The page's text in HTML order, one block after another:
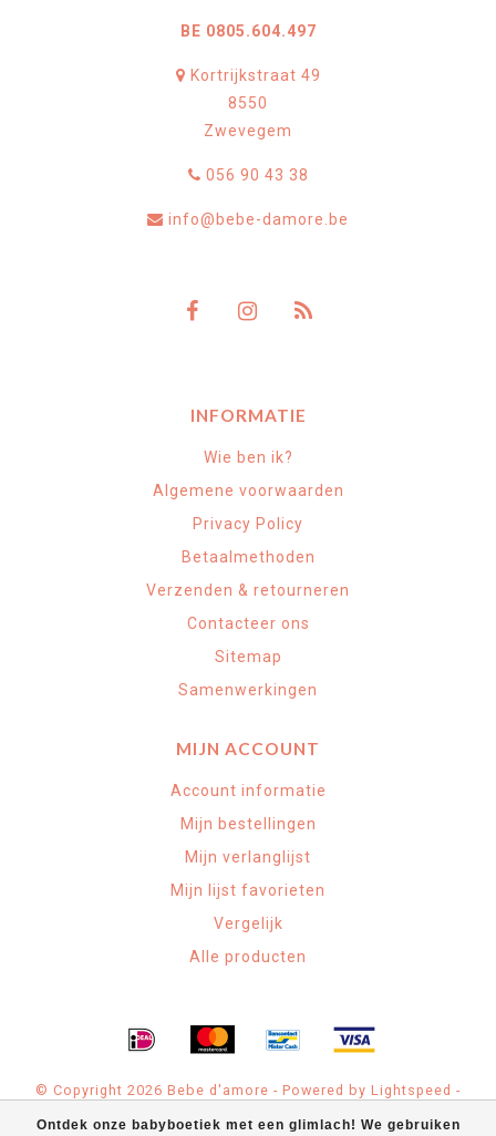
Ontdek onze babyboetiek met een glimlach! We gebruiken
BE 0805.604.497
Kortrijkstraat 49
8550
Zwevegem
056 90 43 38
info@bebe-damore.be
INFORMATIE
Wie ben ik?
Algemene voorwaarden
Privacy Policy
Betaalmethoden
Verzenden & retourneren
Contacteer ons
Sitemap
Samenwerkingen
MIJN ACCOUNT
Account informatie
Mijn bestellingen
Mijn verlanglijst
Mijn lijst favorieten
Vergelijk
Alle producten
© Copyright 2026 Bebe d'amore - Powered by Lightspeed -